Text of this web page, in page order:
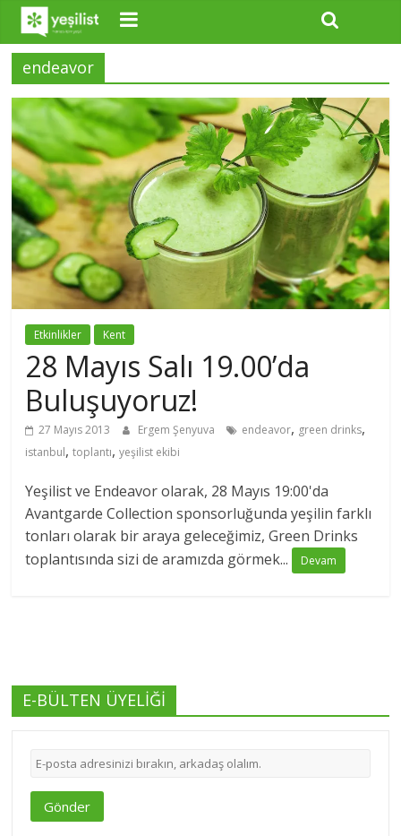
endeavor
Etkinlikler Kent
28 Mayıs Salı 19.00’da
Buluşuyoruz!
27 Mayıs 2013 Ergem Şenyuva endeavor, green drinks,
istanbul,toplantı,yeşilist ekibi
Yeşilist ve Endeavor olarak, 28 Mayıs 19:00'da
Avantgarde Collection sponsorluğunda yeşilin farklı
tonları olarak bir araya geleceğimiz, Green Drinks
toplantısında sizi de aramızda görmek...
Devam
E-BÜLTEN ÜYELİĞİ
Gönder